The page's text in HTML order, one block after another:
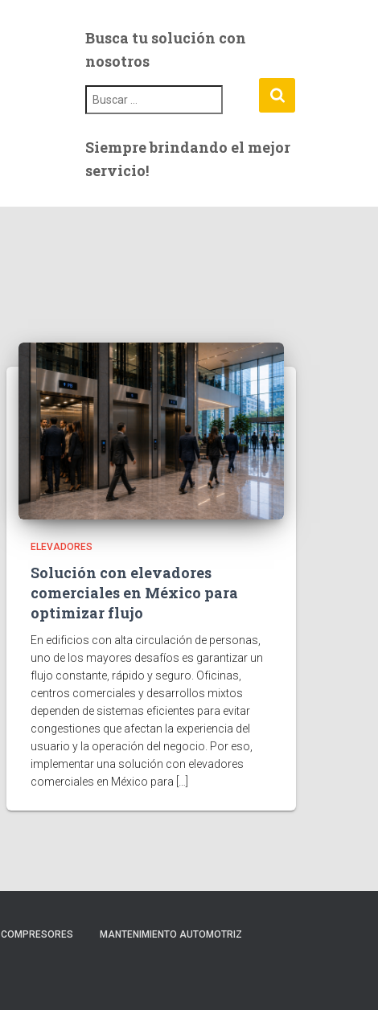
Busca tu solución con
nosotros
a
r
Siempre brindando el mejor
servicio!
ELEVADORES
Solución con elevadores
comerciales en México para
optimizar flujo
En edificios con alta circulación de personas,
uno de los mayores desafíos es garantizar un
flujo constante, rápido y seguro. Oficinas,
centros comerciales y desarrollos mixtos
dependen de sistemas eficientes para evitar
congestiones que afectan la experiencia del
usuario y la operación del negocio. Por eso,
implementar una solución con elevadores
comerciales en México para […]
COMPRESORES MANTENIMIENTO AUTOMOTRIZ